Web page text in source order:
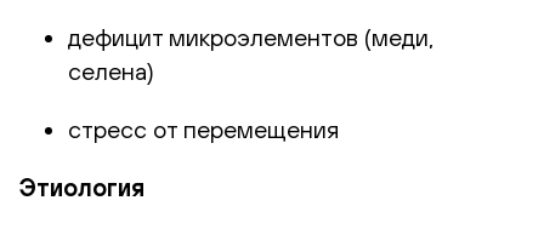
дефицит микроэлементов (меди,
селена)
стресс от перемещения
Этиология